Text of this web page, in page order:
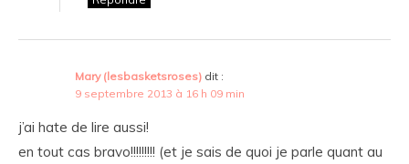
Mary (lesbasketsroses) dit :
9 septembre 2013 à 16 h 09 min
j’ai hate de lire aussi!
en tout cas bravo!!!!!!!!! (et je sais de quoi je parle quant au